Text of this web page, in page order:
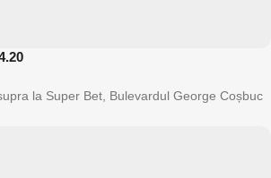
la Super Bet, Bulevardul George Coșbuc